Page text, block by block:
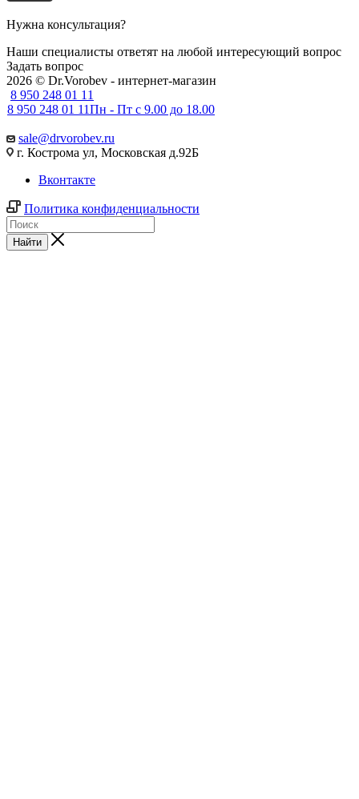
Нужна консультация?
Наши специалисты ответят на любой интересующий вопрос
Задать вопрос
2026 © Dr.Vorobev - интернет-магазин
8 950 248 01 11
8 950 248 01 11Пн - Пт с 9.00 до 18.00
sale@drvorobev.ru
г. Кострома ул, Московская д.92Б
Вконтакте
Политика конфиденциальности
Найти